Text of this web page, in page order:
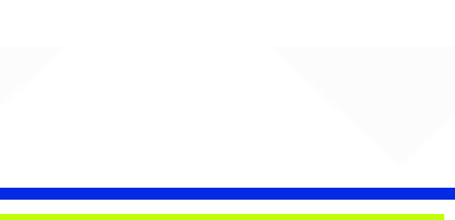
Djonga reúne multidão e